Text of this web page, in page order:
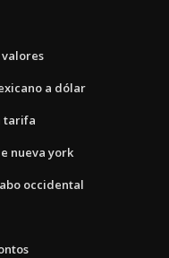
a dólar
tarifa
nueva york
occidental